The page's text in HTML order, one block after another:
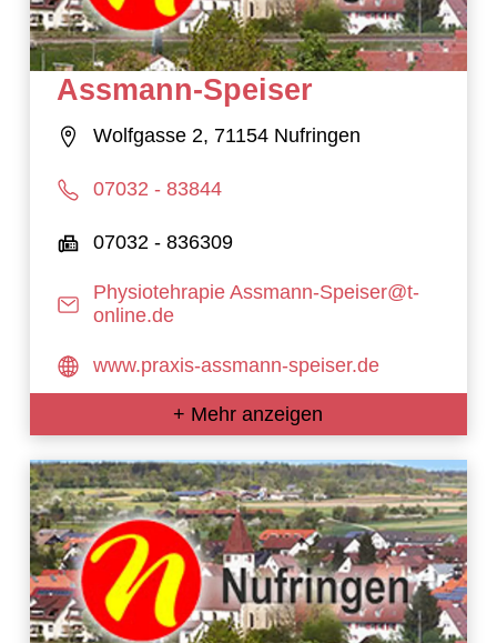
Assmann-Speiser
Wolfgasse 2, 71154 Nufringen
07032 - 83844
07032 - 836309
Physiotehrapie Assmann-Speiser@t-
online.de
www.praxis-assmann-speiser.de
+ Mehr anzeigen